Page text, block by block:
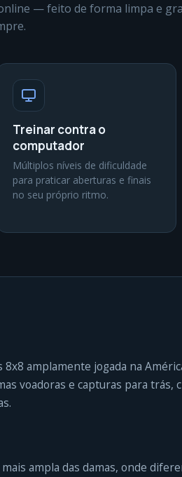
— feito de forma limpa e
Treinar contra o
computador
Múltiplos níveis de dificuldade
para praticar aberturas e finais
no seu próprio ritmo.
amplamente jogada na
voadoras e capturas para trás,
ampla das damas, onde